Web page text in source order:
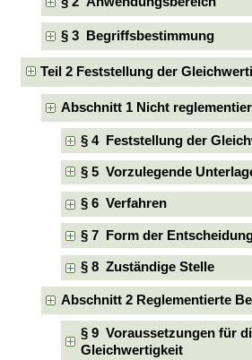
§ 3 Begriffsbestimmung
Teil 2 Feststellung der
Abschnitt 1 Nicht
§ 4 Feststellung der
§ 5 Vorzulegende
§ 6 Verfahren
§ 7 Form der
§ 8 Zuständige Stelle
Abschnitt 2 Reglementierte
§ 9 Voraussetzungen für
Gleichwertigkeit